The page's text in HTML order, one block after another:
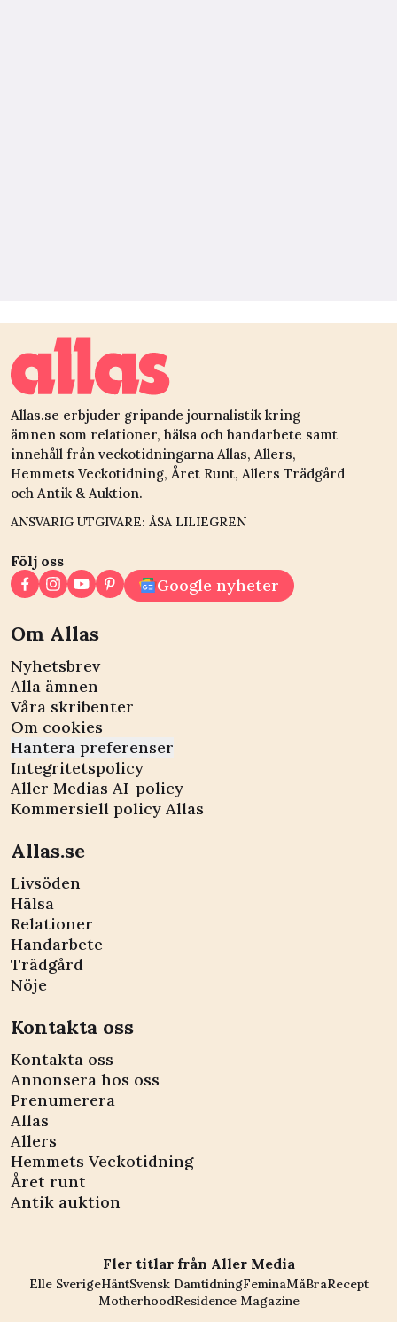
Allas.se erbjuder gripande journalistik kring
ämnen som relationer, hälsa och handarbete samt
innehåll från veckotidningarna Allas, Allers,
Hemmets Veckotidning, Året Runt, Allers Trädgård
och Antik & Auktion.
ANSVARIG UTGIVARE: ÅSA LILIEGREN
Följ oss
Google nyheter
Om Allas
Nyhetsbrev
Alla ämnen
Våra skribenter
Om cookies
Hantera preferenser
Integritetspolicy
Aller Medias AI-policy
Kommersiell policy Allas
Allas.se
Livsöden
Hälsa
Relationer
Handarbete
Trädgård
Nöje
Kontakta oss
Kontakta oss
Annonsera hos oss
Prenumerera
Allas
Allers
Hemmets Veckotidning
Året runt
Antik auktion
Fler titlar från Aller Media
Elle SverigeHäntSvensk DamtidningFeminaMåBraRecept
MotherhoodResidence Magazine